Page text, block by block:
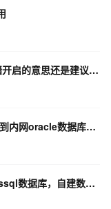
或者在控制面板放行
tcp --
--query-
--remove-
OceanBase数据库这个检测出来的是防火墙开启的意思还是建议我开启呢？我的防火墙是关着的状态啊？
为什么云盾·数据库审计通过防火墙映射端口到内网oracle数据库agent运行正常但没任何审计数据?
我在函数计算里面还是连不上 公司自建的mssql数据库，自建数据库的服务器端口全开放 也没有开防火墙